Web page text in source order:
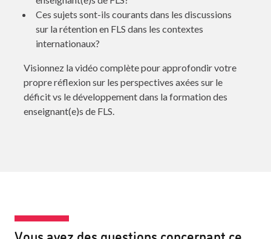
Ces sujets sont-ils courants dans les discussions
sur la rétention en FLS dans les contextes
internationaux?
Visionnez la vidéo complète pour approfondir votre
propre réflexion sur les perspectives axées sur le
déficit vs le développement dans la formation des
enseignant(e)s de FLS.